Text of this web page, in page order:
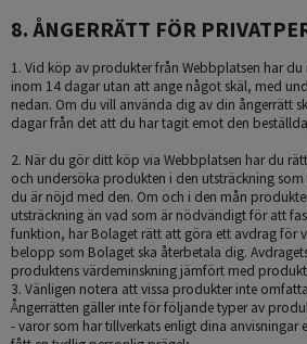
8. ÅNGERRÄTT FÖR
1. Vid köp av produkter från Webbplatsen har
inom 14 dagar utan att ange något skäl, med
nedan. Om du vill använda dig av din ångerrätt
dagar från det att du har tagit emot den
2. När du gör ditt köp via Webbplatsen har du
och undersöka produkten i den utsträckning
du är nöjd med den. Om och i den mån
utsträckning än vad som är nödvändigt för att
funktion, har Bolaget rätt att göra ett avdrag för
belopp som Bolaget ska återbetala dig.
produktens värdeminskning jämfört med
3. Vänligen notera att vissa produkter inte
Ångerrätten gäller inte för följande typer av
- varor som har tillverkats enligt dina anvisningar